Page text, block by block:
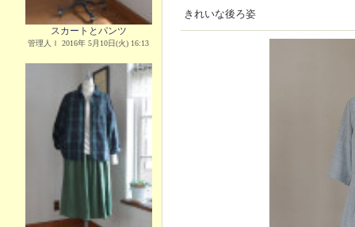
スカートとパンツ
管理人Ｉ 2016年 5月10日(火) 16:13
きれいな後ろ姿